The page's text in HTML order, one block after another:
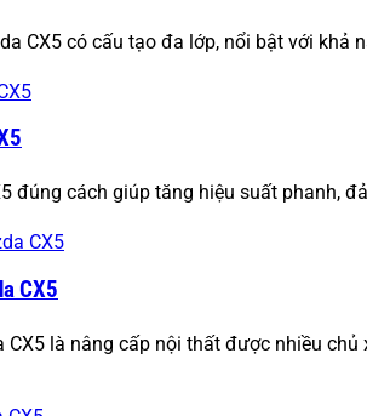
CX5 có cấu tạo đa lớp, nổi bật với khả
đúng cách giúp tăng hiệu suất phanh,
CX5
CX5 là nâng cấp nội thất được nhiều